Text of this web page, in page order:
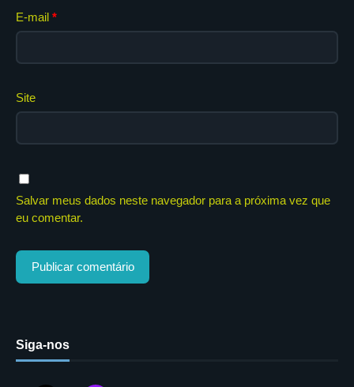
E-mail *
Site
Salvar meus dados neste navegador para a próxima vez que
eu comentar.
Siga-nos